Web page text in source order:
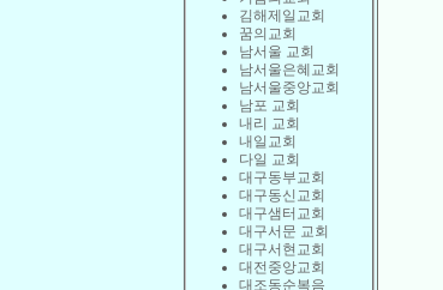
김해제일교회
꿈의교회
남서울 교회
남서울은혜교회
남서울중앙교회
남포 교회
내리 교회
내일교회
다일 교회
대구동부교회
대구동신교회
대구샘터교회
대구서문 교회
대구서현교회
대전중앙교회
대조동순복음